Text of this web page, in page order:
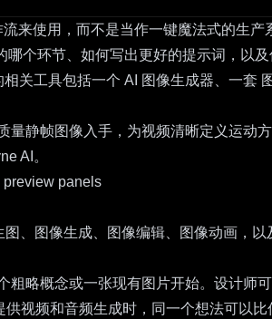
来使用，而不是当作一键魔法式的生
个环节、如何写出更好的提示词，以
关工具包括一个 AI 图像生成器 、一套
静帧图像入手，为视频清晰定义运动
AI。
、图像生成、图像编辑、图像动画，
略概念或一张现有图片开始。设计师
视频和音频生成时，同一个想法可以